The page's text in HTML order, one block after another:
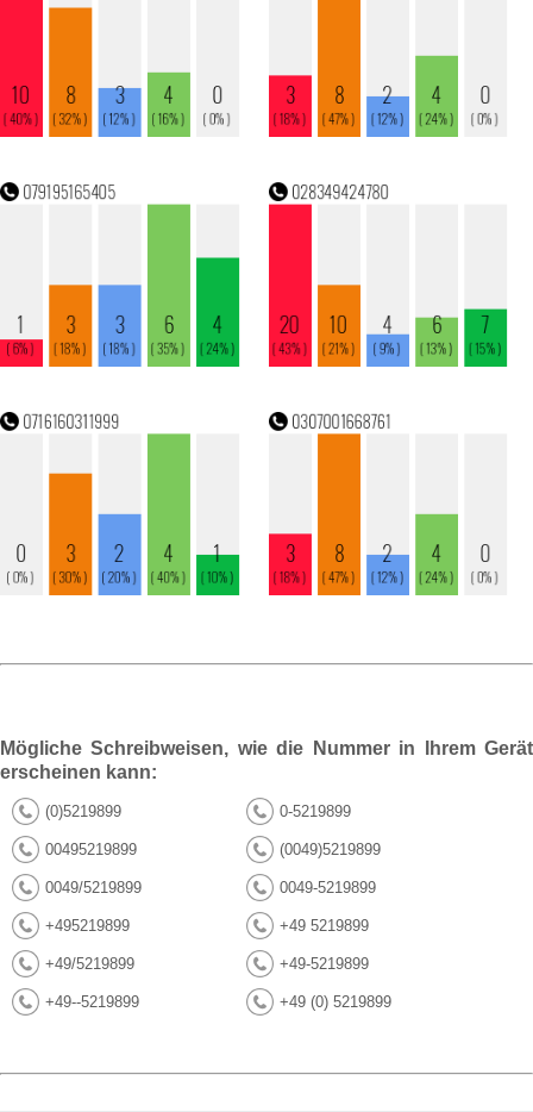
Mögliche Schreibweisen, wie die Nummer in Ihrem Gerät
erscheinen kann:
(0)5219899 0-5219899
00495219899 (0049)5219899
0049/5219899 0049-5219899
+495219899 +49 5219899
+49/5219899 +49-5219899
+49--5219899 +49 (0) 5219899